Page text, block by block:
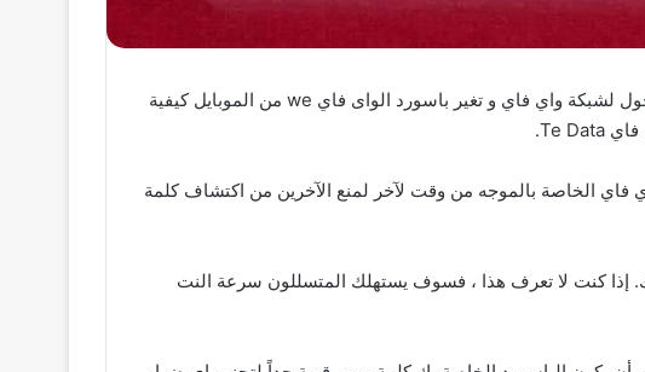
طريقة تغير كلمه مرور شبكه الواي فاي من الهاتف بسهولة وفي هذا المقال سوف اقول لك علي طريقة كيفية الدخول لشبكة واي فاي و تغير باسورد الواى فاي we من الموبايل كيفية
الخاصة بالموجه من وقت لآخر لمنع الآخرين من اكتشاف كلمة
بك. إذا كنت لا تعرف هذا ، فسوف يستهلك المتسللون سرعة النت